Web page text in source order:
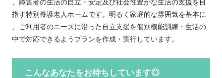
、障害者の生活の自立・安定及び社会性豊かな生活の支援を目
指す特別養護老人ホームです。明るく家庭的な雰囲気を基本に
、ご利用者のニーズに沿った自立支援を個別機能訓練・生活の
中で対応できるようプランを作成・実行しています。
こんなあなたをお待ちしています◎